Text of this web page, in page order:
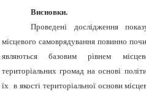
Висновки.
Проведені дослідження
місцевого самоврядування повинно
являються базовим рівнем
територіальних громад на основі
їх в якості територіальної основи